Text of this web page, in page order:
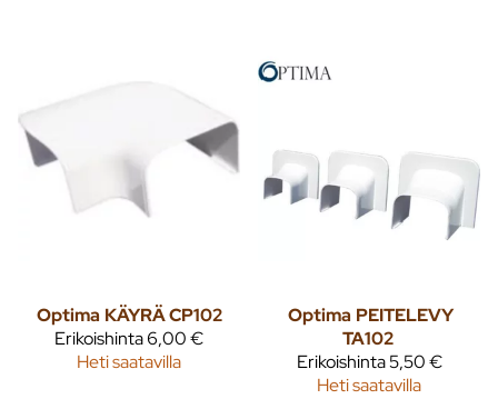
Optima KÄYRÄ CP102
Erikoishinta6,00 €
Heti saatavilla
Optima PEITELEVY
TA102
Erikoishinta5,50 €
Heti saatavilla